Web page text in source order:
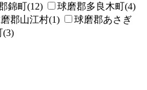
錦町(12)
球磨郡多良木町(4)
郡山江村(1)
球磨郡あさぎ
(3)